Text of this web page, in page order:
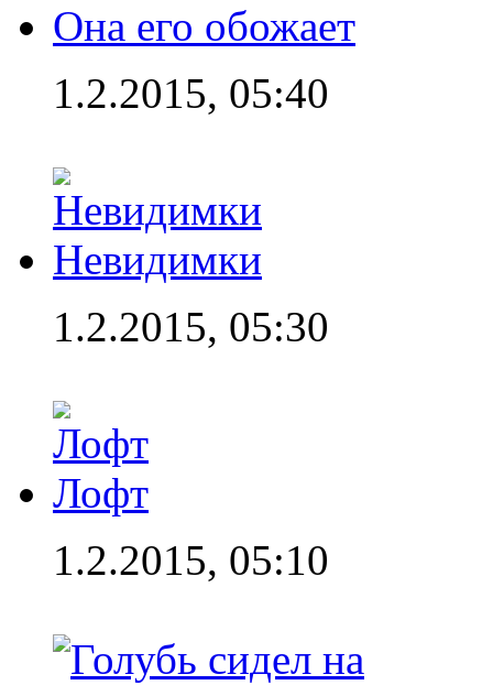
Она его обожает
1.2.2015, 05:40
Невидимки
1.2.2015, 05:30
Лофт
1.2.2015, 05:10